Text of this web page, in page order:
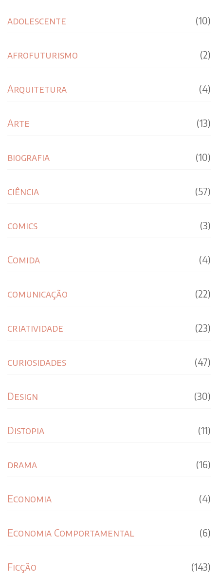
adolescente (10)
afrofuturismo (2)
Arquitetura (4)
Arte (13)
biografia (10)
ciência (57)
comics (3)
Comida (4)
comunicação (22)
criatividade (23)
curiosidades (47)
Design (30)
Distopia (11)
drama (16)
Economia (4)
Economia Comportamental (6)
Ficção (143)